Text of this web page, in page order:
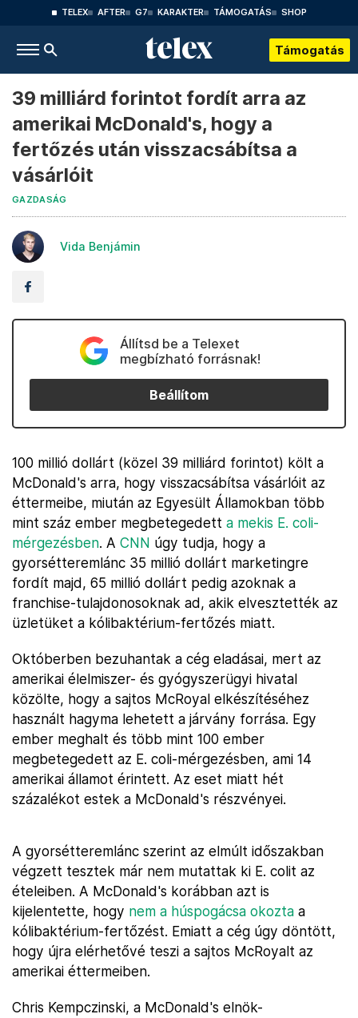
TELEX AFTER G7 KARAKTER TÁMOGATÁS SHOP
Támogatás
39 milliárd forintot fordít arra az
amerikai McDonald's, hogy a
fertőzés után visszacsábítsa a
vásárlóit
GAZDASÁG
Vida Benjámin
Állítsd be a Telexet
megbízható forrásnak!
Beállítom
100 millió dollárt (közel 39 milliárd forintot) költ a
McDonald's arra, hogy visszacsábítsa vásárlóit az
éttermeibe, miután az Egyesült Államokban több
mint száz ember megbetegedett a mekis E. coli-
mérgezésben. A CNN úgy tudja, hogy a
gyorsétteremlánc 35 millió dollárt marketingre
fordít majd, 65 millió dollárt pedig azoknak a
franchise-tulajdonosoknak ad, akik elvesztették az
üzletüket a kólibaktérium-fertőzés miatt.
Októberben bezuhantak a cég eladásai, mert az
amerikai élelmiszer- és gyógyszerügyi hivatal
közölte, hogy a sajtos McRoyal elkészítéséhez
használt hagyma lehetett a járvány forrása. Egy
ember meghalt és több mint 100 ember
megbetegedett az E. coli-mérgezésben, ami 14
amerikai államot érintett. Az eset miatt hét
százalékot estek a McDonald's részvényei.
A gyorsétteremlánc szerint az elmúlt időszakban
végzett tesztek már nem mutattak ki E. colit az
ételeiben. A McDonald's korábban azt is
kijelentette, hogy nem a húspogácsa okozta a
kólibaktérium-fertőzést. Emiatt a cég úgy döntött,
hogy újra elérhetővé teszi a sajtos McRoyalt az
amerikai éttermeiben.
Chris Kempczinski, a McDonald's elnök-